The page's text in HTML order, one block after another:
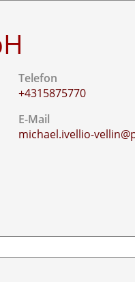
Telefon
+4315875770
E-Mail
michael.ivellio-